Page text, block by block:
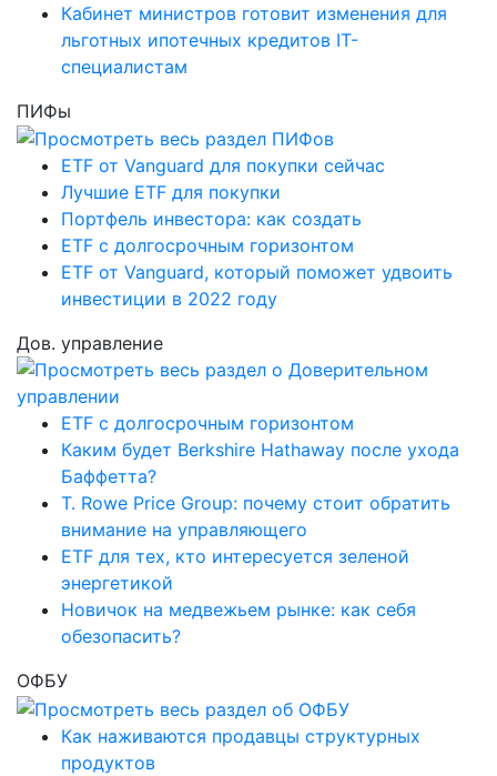
Кабинет министров готовит изменения для
льготных ипотечных кредитов IT-
специалистам
ПИФы
ETF от Vanguard для покупки сейчас
Лучшие ETF для покупки
Портфель инвестора: как создать
ETF с долгосрочным горизонтом
ETF от Vanguard, который поможет удвоить
инвестиции в 2022 году
Дов. управление
ETF с долгосрочным горизонтом
Каким будет Berkshire Hathaway после ухода
Баффетта?
T. Rowe Price Group: почему стоит обратить
внимание на управляющего
ETF для тех, кто интересуется зеленой
энергетикой
Новичок на медвежьем рынке: как себя
обезопасить?
ОФБУ
Как наживаются продавцы структурных
продуктов